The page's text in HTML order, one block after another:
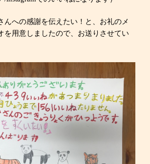
んへの感謝を伝えたい！と、お礼のメ
を用意しましたので、お送りさせてい